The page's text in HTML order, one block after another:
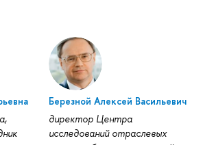
Березной Алексей Васильевич
директор Центра
исследований отраслевых